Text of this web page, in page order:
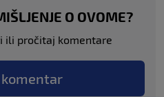
O OVOME?
ili pročitaj komentare